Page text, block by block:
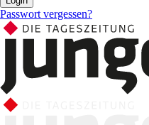
Passwort vergessen?